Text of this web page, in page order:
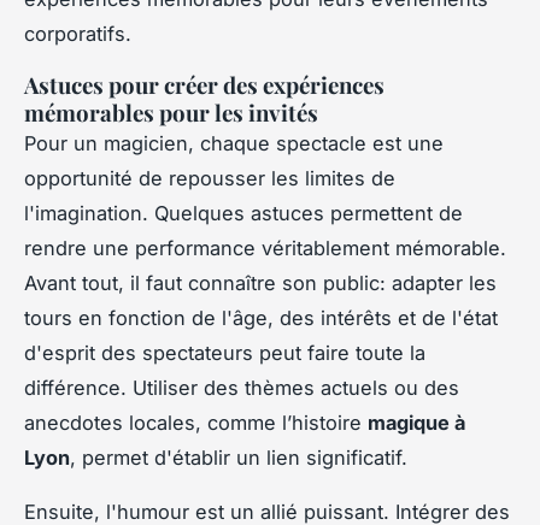
corporatifs.
Astuces pour créer des expériences
mémorables pour les invités
Pour un magicien, chaque spectacle est une
opportunité de repousser les limites de
l'imagination. Quelques astuces permettent de
rendre une performance véritablement mémorable.
Avant tout, il faut connaître son public: adapter les
tours en fonction de l'âge, des intérêts et de l'état
d'esprit des spectateurs peut faire toute la
différence. Utiliser des thèmes actuels ou des
anecdotes locales, comme l’histoire magique à
Lyon, permet d'établir un lien significatif.
Ensuite, l'humour est un allié puissant. Intégrer des